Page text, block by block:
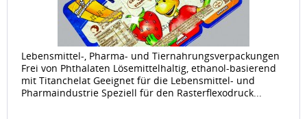
Lebensmittel-, Pharma- und Tiernahrungsverpackungen
Frei von Phthalaten Lösemittelhaltig, ethanol-basierend
mit Titanchelat Geeignet für die Lebensmittel- und
Pharmaindustrie Speziell für den Rasterflexodruck...